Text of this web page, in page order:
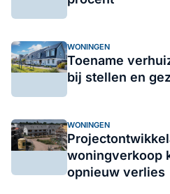
WONINGEN
Toename
bij stellen en
WONINGEN
woningverkoop
opnieuw verlies